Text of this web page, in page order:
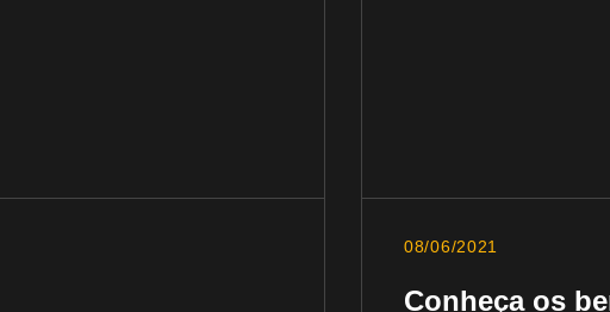
08/06/2021
Conheça os